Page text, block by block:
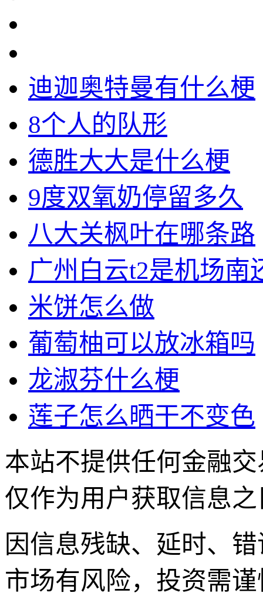
迪迦奥特曼有什么梗
8个人的队形
德胜大大是什么梗
9度双氧奶停留多久
八大关枫叶在哪条路
广州白云t2是机场南
米饼怎么做
葡萄柚可以放冰箱吗
龙淑芬什么梗
莲子怎么晒干不变色
本站不提供任何金融
仅作为用户获取信息
因信息残缺、延时、
市场有风险，投资需